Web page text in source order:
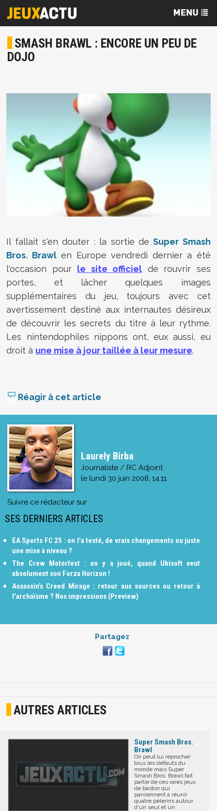
SMASH BRAWL : ENCORE UN PEU DE
DOJO
Il fallait s'en douter : la sortie deSuper Smash
Bros. Brawlen Europe vendredi dernier a été
l'occasion pour le site officiel de rouvrir ses
portes, et lâcher quelques images
supplémentaires du jeu, toujours avec cet
avertissement destiné aux internautes désireux
de découvrir les secrets du titre à leur rythme.
Les nintendophiles nippons ont, eux aussi, eu
droit à une mise à jour taillée à leur mesure.
Réagir à cet article
Laurely Birba
Journaliste / RC Adjoint
le lundi 30 juin 2008, 14:11
Suivre ce rédacteur sur
SES DERNIERS ARTICLES
EA Sports FC 25 : on l'a testé, de vrais changements ou juste
une mise à niveau ?
The Crew Motorfest : on y a joué, quand Ubisoft veut
absolument son Forza Horizon !
Assassin’s Creed Mirage : retour aux sources ou retour à
l'archaïsme ? Nos impressions (Preview)
Partagez
AUTRES ARTICLES
Super Smash Bros.
Brawl
On peut lui reprocher
tous les défauts du
monde mais Super
Smash Bros. Brawl fait
partie de ces rares jeux
de baston qui
parviennent à réunir
quatre pèlerins autour
d'un seul et un